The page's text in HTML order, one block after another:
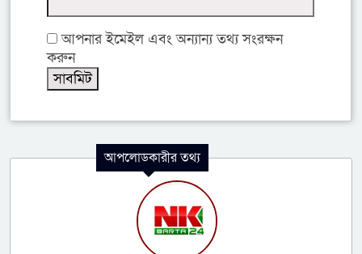
আপনার ইমেইল এবং অন্যান্য তথ্য সংরক্ষন
করুন
আপলোডকারীর তথ্য